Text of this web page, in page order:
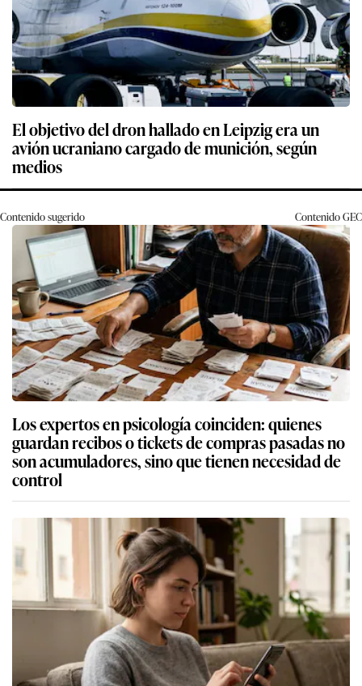
El objetivo del dron hallado en Leipzig era un
avión ucraniano cargado de munición, según
medios
Contenido sugerido ContenidoGEC
Los expertos en psicología coinciden: quienes
guardan recibos o tickets de compras pasadas no
son acumuladores, sino que tienen necesidad de
control